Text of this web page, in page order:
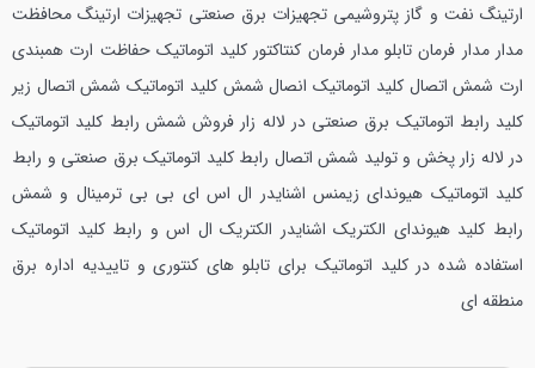
ارتینگ نفت و گاز پتروشیمی تجهیزات برق صنعتی تجهیزات ارتینگ محافظت
مدار مدار فرمان تابلو مدار فرمان کنتاکتور کلید اتوماتیک حفاظت ارت همبندی
ارت شمش اتصال کلید اتوماتیک انصال شمش کلید اتوماتیک شمش اتصال زیر
کلید رابط اتوماتیک برق صنعتی در لاله زار فروش شمش رابط کلید اتوماتیک
در لاله زار پخش و تولید شمش اتصال رابط کلید اتوماتیک برق صنعتی و رابط
کلید اتوماتیک هیوندای زیمنس اشنایدر ال اس ای بی بی ترمینال و شمش
رابط کلید هیوندای الکتریک اشنایدر الکتریک ال اس و رابط کلید اتوماتیک
استفاده شده در کلید اتوماتیک برای تابلو های کنتوری و تاییدیه اداره برق
منطقه ای